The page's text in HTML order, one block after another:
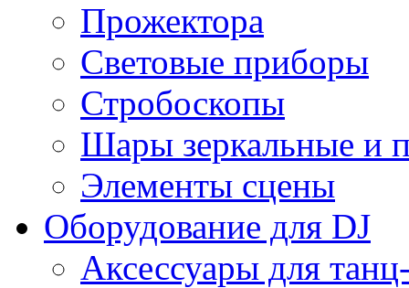
Прожектора
Световые приборы
Стробоскопы
Шары зеркальные и
Элементы сцены
Оборудование для DJ
Аксессуары для